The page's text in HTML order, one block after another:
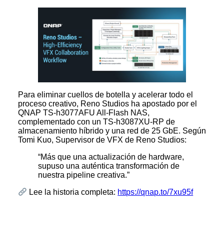
Para eliminar cuellos de botella y acelerar todo el
proceso creativo, Reno Studios ha apostado por el
QNAP TS-h3077AFU All-Flash NAS,
complementado con un TS-h3087XU-RP de
almacenamiento híbrido y una red de 25 GbE. Según
Tomi Kuo, Supervisor de VFX de Reno Studios:
“Más que una actualización de hardware,
supuso una auténtica transformación de
nuestra pipeline creativa.”
Lee la historia completa: https://qnap.to/7xu95f